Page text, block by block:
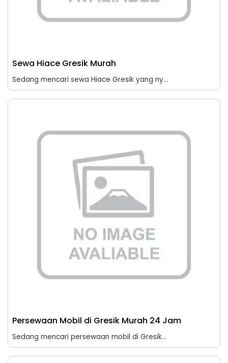
Sewa Hiace Gresik Murah
Sedang mencari sewa Hiace Gresik yang ny...
Persewaan Mobil di Gresik Murah 24 Jam
Sedang mencari persewaan mobil di Gresik...